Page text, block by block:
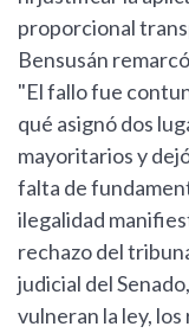
proporcional
Bensusán
"El fallo fue
qué asignó dos
mayoritarios y
falta de
ilegalidad
rechazo del
judicial del
vulneran la ley,